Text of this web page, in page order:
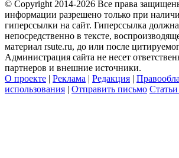
© Copyright 2014-2026 Все права
информации разрешено только при
гиперссылки на сайт. Гиперссылка
непосредственно в тексте,
материал rsute.ru, до или после
Администрация сайта не несет
партнеров и внешние источники.
О проекте | Реклама | Редакция |
использования | Отправить письмо